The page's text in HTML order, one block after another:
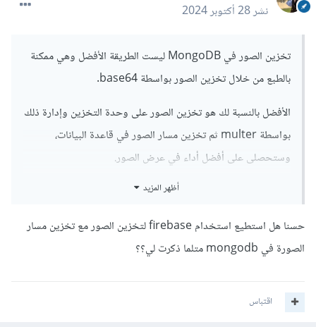
نشر28 أكتوبر 2024
تخزين الصور في MongoDB ليست الطريقة الأفضل وهي ممكنة
بالطبع من خلال تخزين الصور بواسطة base64.
الأفضل بالنسبة لك هو تخزين الصور على وحدة التخزين وإدارة ذلك
بواسطة multer ثم تخزين مسار الصور في قاعدة البيانات،
وستحصلى على أفضل أداء في عرض الصور.
أظهر المزيد
حسنا هل استطيع استخدام firebase لتخزين الصور مع تخزين مسار
الصورة في mongodb متلما ذكرت لي؟؟
اقتباس